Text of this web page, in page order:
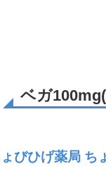
ベガ
びひげ薬局 ち